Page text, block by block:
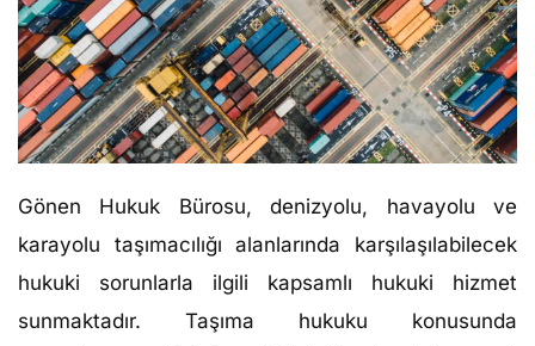
Gönen Hukuk Bürosu, denizyolu, havayolu ve
karayolu taşımacılığı alanlarında karşılaşılabilecek
hukuki sorunlarla ilgili kapsamlı hukuki hizmet
sunmaktadır. Taşıma hukuku konusunda